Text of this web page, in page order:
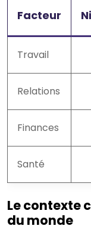
Facteur
Travail
Relations
Finances
Santé
Le contexte
du monde